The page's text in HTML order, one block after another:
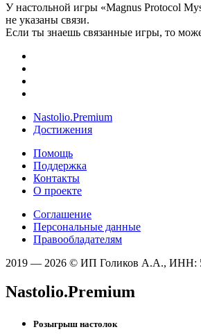
У настольной игры «Magnus Protocol
не указаны связи.
Если ты знаешь связанные игры, то
Nastolio.Premium
Достижения
Помощь
Поддержка
Контакты
О проекте
Соглашение
Персональные данные
Правообладателям
2019 — 2026 © ИП Голиков А.А., ИНН:
Nastolio.Premium
Розыгрыш настолок